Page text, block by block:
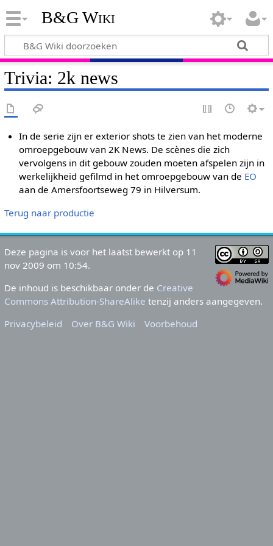
B&G Wiki
Trivia: 2k news
In de serie zijn er exterior shots te zien van het moderne
omroepgebouw van 2K News. De scènes die zich
vervolgens in dit gebouw zouden moeten afspelen zijn in
werkelijkheid gefilmd in het omroepgebouw van de EO
aan de Amersfoortseweg 79 in Hilversum.
Terug naar productie
Deze pagina is voor het laatst bewerkt op 11
nov 2009 om 10:54.
De inhoud is beschikbaar onder de Creative
Commons Attribution-ShareAlike tenzij anders aangegeven.
Privacybeleid
Over B&G Wiki Voorbehoud